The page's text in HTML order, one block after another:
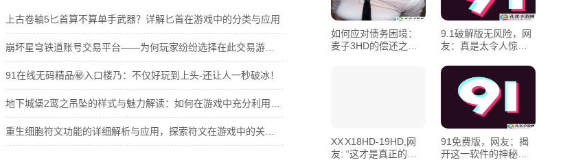
上古卷轴5匕首算不算单手武器？详解匕首在游戏中的分类与应用
91在线无码精品㊙️入口楼乃：不仅好玩到上头-还让人一秒破冰！
如何应对债务困境：
麦子3HD的偿还之
9.1破解版无风险，网
友：真是太令人惊喜
XX X18HD-19HD,网
友: “这才是真正的高
91免费版，网友：揭
开这一软件的神秘面